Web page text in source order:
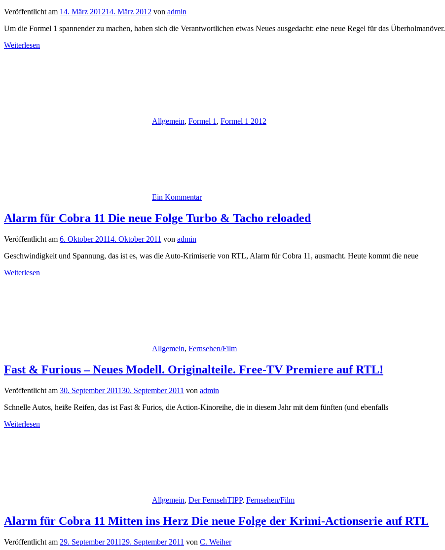
Veröffentlicht am 14. März 201214. März 2012 von admin
Um die Formel 1 spannender zu machen, haben sich die Verantwortlichen etwas Neues ausgedacht: eine neue Regel für das Überholmanöver.
Weiterlesen
Allgemein, Formel 1 , Formel 1 2012
Ein Kommentar
Alarm für Cobra 11 Die neue Folge Turbo & Tacho reloaded
Veröffentlicht am 6. Oktober 20114. Oktober 2011 von admin
Geschwindigkeit und Spannung, das ist es, was die Auto-Krimiserie von RTL, Alarm für Cobra 11, ausmacht. Heute kommt die neue
Weiterlesen
Allgemein, Fernsehen/Film
Fast & Furious – Neues Modell. Originalteile. Free-TV Premiere auf RTL!
Veröffentlicht am 30. September 201130. September 2011 von admin
Schnelle Autos, heiße Reifen, das ist Fast & Furios, die Action-Kinoreihe, die in diesem Jahr mit dem fünften (und ebenfalls
Weiterlesen
Allgemein, Der FernsehTIPP, Fernsehen/Film
Alarm für Cobra 11 Mitten ins Herz Die neue Folge der Krimi-Actionserie auf RTL
Veröffentlicht am 29. September 2011 29. September 2011 von C. Weiher